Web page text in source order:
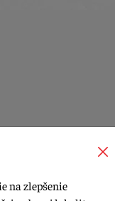
na zlepšenie